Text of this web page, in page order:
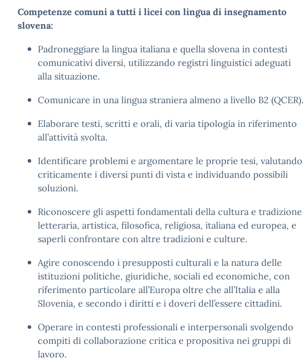
Competenze comuni a tutti i licei con linguadi insegnamento
slovena:
Padroneggiare la lingua italiana e quella slovena in contesti
comunicativi diversi, utilizzando registri linguistici adeguati
alla situazione.
Comunicare in una lingua straniera almeno a livello B2 (QCER).
Elaborare testi, scritti e orali, di varia tipologia in riferimento
all’attività svolta.
Identificare problemi e argomentare le proprie tesi, valutando
criticamente i diversi punti di vista e individuando possibili
soluzioni.
Riconoscere gli aspetti fondamentali della cultura e tradizione
letteraria, artistica, filosofica, religiosa, italiana ed europea, e
saperli confrontare con altre tradizioni e culture.
Agire conoscendo i presupposti culturali e la natura delle
istituzioni politiche, giuridiche, sociali ed economiche, con
riferimento particolare all’Europa oltre che all’Italia e alla
Slovenia, e secondo i diritti e i doveri dell’essere cittadini.
Operare in contesti professionali e interpersonali svolgendo
compiti di collaborazione critica e propositiva nei gruppi di
lavoro.